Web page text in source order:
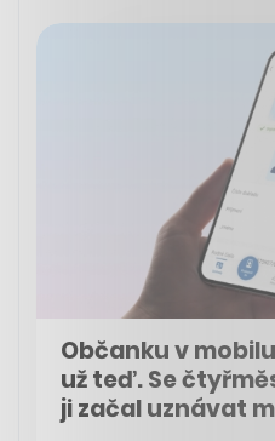
Občanku v
už teď. Se
ji začal uznávat